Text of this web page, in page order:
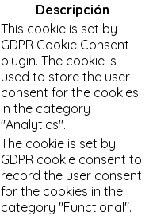
Descripción
This cookie is set by
GDPR Cookie Consent
plugin. The cookie is
used to store the user
consent for the cookies
in the category
"Analytics".
The cookie is set by
GDPR cookie consent to
record the user consent
for the cookies in the
category "Functional".